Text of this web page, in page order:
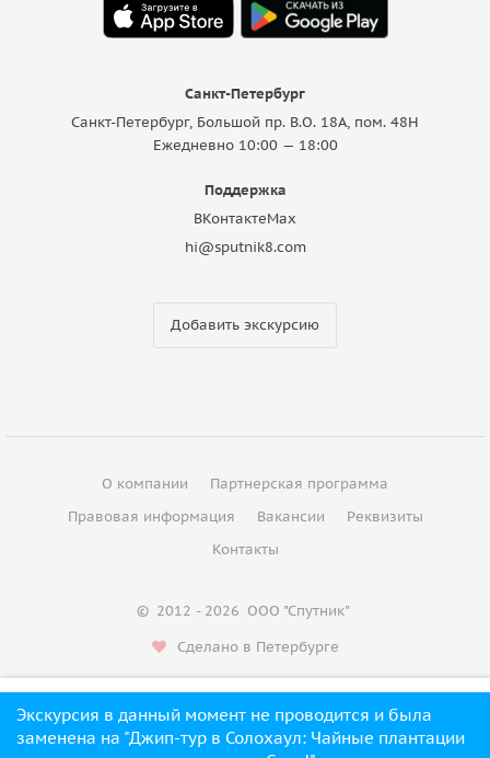
Экскурсия в данный момент не проводится и была
заменена на "Джип-тур в Солохаул: Чайные плантации
3 563 ₽ Проверить даты
Санкт-Петербург
Санкт-Петербург, Большой пр. В.О. 18A, пом. 48Н
Ежедневно 10:00 — 18:00
Поддержка
ВКонтактеMax
hi@sputnik8.com
Добавить экскурсию
О компании
Партнерская программа
Правовая информация
Вакансии
Реквизиты
Контакты
© 2012 - 2026 ООО "Спутник"
Сделано в Петербурге